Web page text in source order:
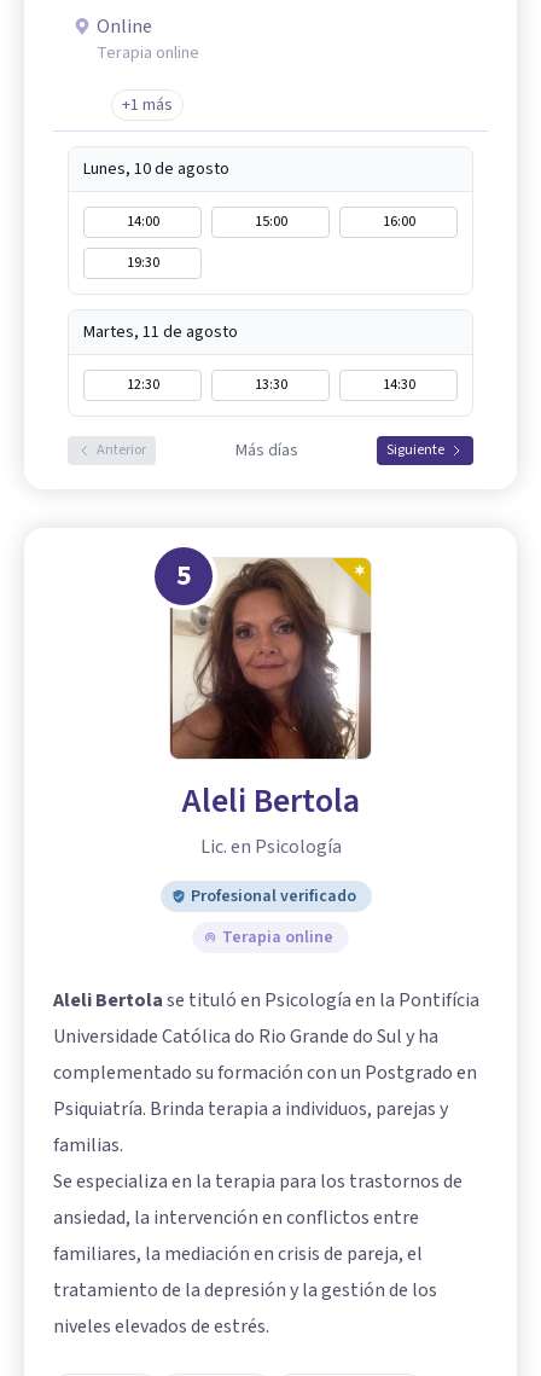
Online
Terapia online
+1 más
Lunes, 10 de agosto
14:00 15:00
16:00
19:30
Martes, 11 de agosto
12:30 13:30 14:30
Anterior Más días Siguiente
5
Aleli Bertola
Lic. en Psicología
Profesional verificado
Terapia online
Aleli Bertolase tituló en Psicología en la Pontifícia
Universidade Católica do Rio Grande do Sul y ha
complementado su formación con un Postgrado en
Psiquiatría. Brinda terapia a individuos, parejas y
familias.
Se especializa en la terapia para los trastornos de
ansiedad, la intervención en conflictos entre
familiares, la mediación en crisis de pareja, el
tratamiento de la depresión y la gestión de los
niveles elevados de estrés.